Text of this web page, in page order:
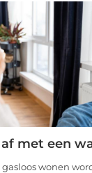
af met een
gasloos wonen